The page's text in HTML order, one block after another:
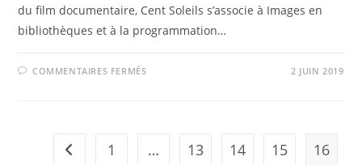
du film documentaire, Cent Soleils s’associe à Images en
bibliothèques et à la programmation…
COMMENTAIRES FERMÉSSUR 2 JUIN 2019
Go to the previous page
1 … 13 14 15
16